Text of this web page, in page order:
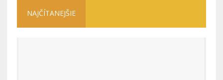
NAJČÍTANEJŠIE